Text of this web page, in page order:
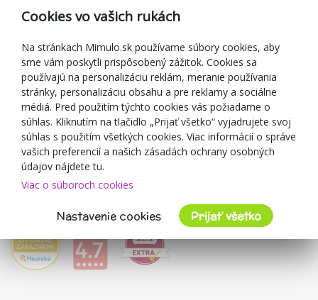
Reklamácia
Zľavové kupóny
Blog
O predajcovi
Mimulo.sk
Obchodné podmienky
Ochrana osobných údajov GDPR
Kontakty
Spolupracujeme
Cookies vo vašich rukách
Na stránkach Mimulo.sk používame súbory cookies, aby
sme vám poskytli prispôsobený zážitok. Cookies sa
používajú na personalizáciu reklám, meranie používania
stránky, personalizáciu obsahu a pre reklamy a sociálne
médiá. Pred použitím týchto cookies vás požiadame o
súhlas. Kliknutím na tlačidlo „Prijať všetko“ vyjadrujete svoj
súhlas s použitím všetkých cookies. Viac informácií o správe
vašich preferencií a našich zásadách ochrany osobných
údajov nájdete tu.
Viac o súboroch cookies
Nastavenie cookies Prijať všetko